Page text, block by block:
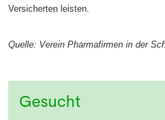
Versicherten leisten.
Quelle: Verein Pharmafirmen in der
Gesucht